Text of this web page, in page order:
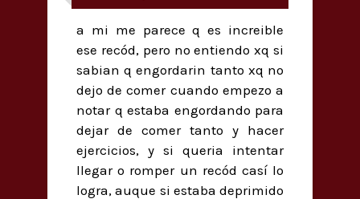
a mi me parece q es increible
ese recód, pero no entiendo xq si
sabian q engordarin tanto xq no
dejo de comer cuando empezo a
notar q estaba engordando para
dejar de comer tanto y hacer
ejercicios, y si queria intentar
llegar o romper un recód casí lo
logra, auque si estaba deprimido